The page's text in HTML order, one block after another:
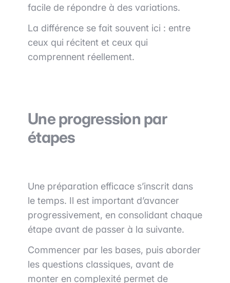
facile de répondre à des variations.
La différence se fait souvent ici : entre
ceux qui récitent et ceux qui
comprennent réellement.
Une progression par
étapes
Une préparation efficace s’inscrit dans
le temps. Il est important d’avancer
progressivement, en consolidant chaque
étape avant de passer à la suivante.
Commencer par les bases, puis aborder
les questions classiques, avant de
monter en complexité permet de